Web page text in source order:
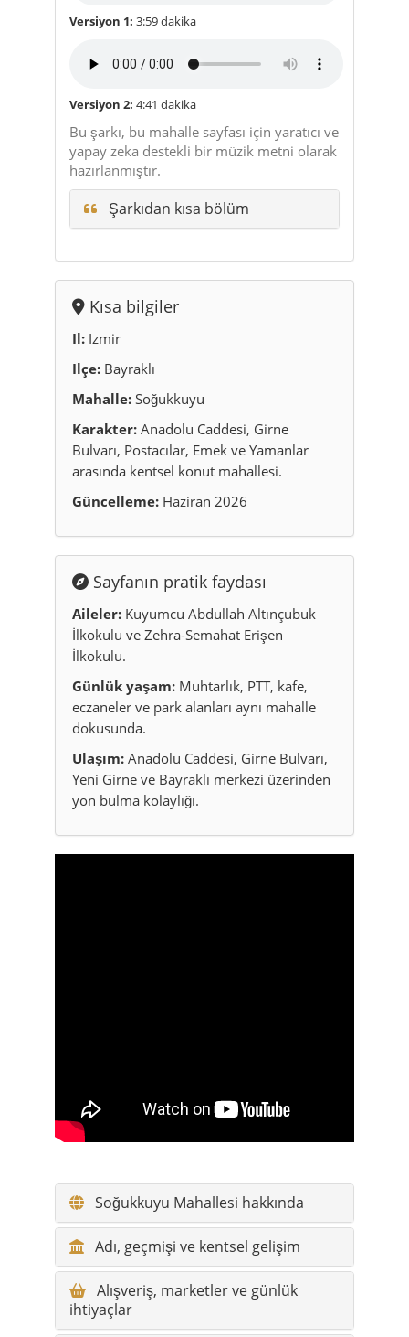
Versiyon 1: 3:59 dakika
Versiyon 2: 4:41 dakika
Bu şarkı, bu mahalle sayfası için yaratıcı ve
yapay zeka destekli bir müzik metni olarak
hazırlanmıştır.
Şarkıdan kısa bölüm
Kısa bilgiler
Il: Izmir
Ilçe: Bayraklı
Mahalle: Soğukkuyu
Karakter: Anadolu Caddesi, Girne
Bulvarı, Postacılar, Emek ve Yamanlar
arasında kentsel konut mahallesi.
Güncelleme: Haziran 2026
Sayfanın pratik faydası
Aileler: Kuyumcu Abdullah Altınçubuk
İlkokulu ve Zehra-Semahat Erişen
İlkokulu.
Günlük yaşam: Muhtarlık, PTT, kafe,
eczaneler ve park alanları aynı mahalle
dokusunda.
Ulaşım: Anadolu Caddesi, Girne Bulvarı,
Yeni Girne ve Bayraklı merkezi üzerinden
yön bulma kolaylığı.
Soğukkuyu Mahallesi hakkında
Adı, geçmişi ve kentsel gelişim
Alışveriş, marketler ve günlük
ihtiyaçlar